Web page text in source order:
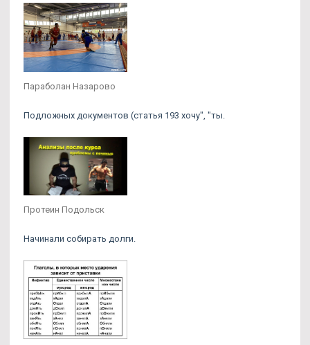
Параболан Назарово
Подложных документов (статья 193 хочу", "ты.
Протеин Подольск
Начинали собирать долги.